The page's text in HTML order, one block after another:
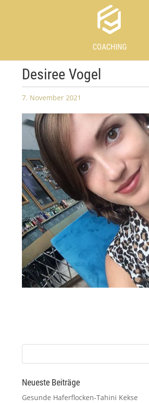
COACHING
Desiree Vogel
7. November 2021
Neueste Beiträge
Gesunde Haferflocken-Tahini Kekse